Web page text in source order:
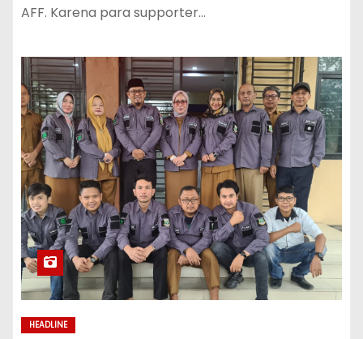
AFF. Karena para supporter…
HEADLINE